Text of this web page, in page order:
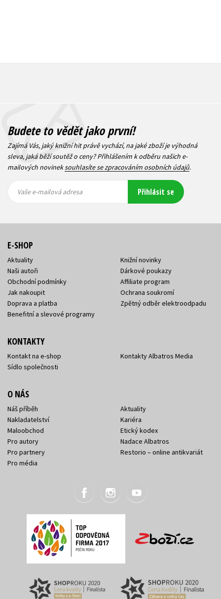
Budete to vědět jako první!
Zajímá Vás, jaký knižní hit právě vychází, na jaké zboží je výhodná
sleva, jaká běží soutěž o ceny? Přihlášením k odběru našich e-
mailových novineksouhlasíte se zpracováním osobních údajů.
mailová
mailová
Vaše e-mailová adresa Přihlásit se
E-SHOP
Aktuality
Naši autoři
Obchodní podmínky
Jak nakoupit
Doprava a platba
Benefitní a slevové programy
Knižní novinky
Dárkové poukazy
Affiliate program
Ochrana soukromí
Zpětný odběr elektroodpadu
KONTAKTY
Kontakt na e-shop
Sídlo společnosti
Kontakty Albatros Media
O NÁS
Náš příběh
Nakladatelství
Maloobchod
Pro autory
Pro partnery
Pro média
Aktuality
Kariéra
Etický kodex
Nadace Albatros
Restorio – online antikvariát